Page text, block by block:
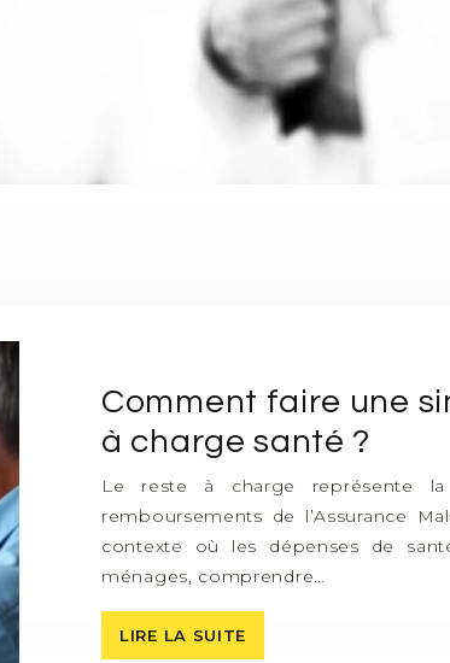
Comment faire une
à charge santé ?
Le reste à charge représente
remboursements de l’Assurance
contexte où les dépenses de
ménages, comprendre…
LIRE LA SUITE